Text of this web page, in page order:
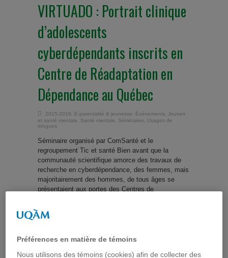
VIRTUADO : Portrait clinique
d’adolescents
cyberdépendants inscrits en
Centre de Réadaptation en
Dépendance au Québec
2015-2016 E-parentalité & jeunesse Événements Jeunes
et santé mentale
Santé mentale Séminaires
Usages de
drogues
Séminaire organisé par ComSanté et le
regroupement Tic et santé Bien avant que la
communauté scientifique amorce des travaux de
recherche en cyberdépendance, des femmes, mais
majoritairement des hommes, de tous âges se
présentaient aux portes des Centres de
pour obtenir des services de réadaptation en raison
de méfaits liés à leur utilisation d’Internet. Bien que
Préférences en matière de témoins
Nous utilisons des témoins (cookies) afin de collecter des